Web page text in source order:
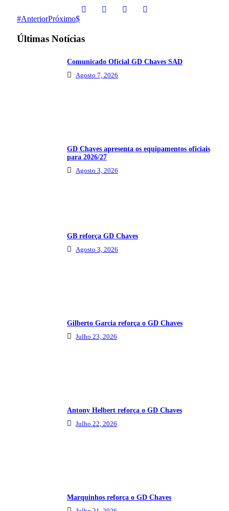
AnteriorPróximo
Últimas Notícias
Comunicado Oficial GD Chaves SAD
Agosto 7, 2026
GD Chaves apresenta os equipamentos oficiais
para 2026/27
Agosto 3, 2026
GB reforça GD Chaves
Agosto 3, 2026
Gilberto Garcia reforça o GD Chaves
Julho 23, 2026
Antony Helbert reforça o GD Chaves
Julho 22, 2026
Marquinhos reforça o GD Chaves